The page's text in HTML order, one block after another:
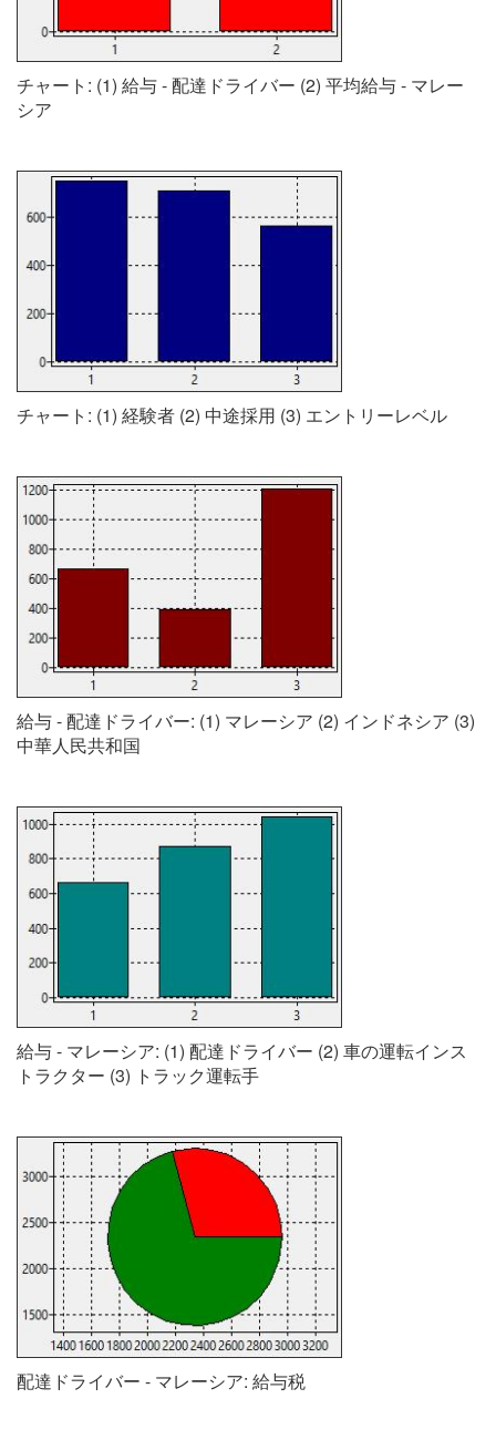
チャート: (1) 給与 - 配達ドライバー (2) 平均給与 - マレー
シア
チャート: (1) 経験者 (2) 中途採用 (3) エントリーレベル
給与 - 配達ドライバー: (1) マレーシア (2) インドネシア (3)
中華人民共和国
給与 - マレーシア: (1) 配達ドライバー (2) 車の運転インス
トラクター (3) トラック運転手
配達ドライバー - マレーシア: 給与税